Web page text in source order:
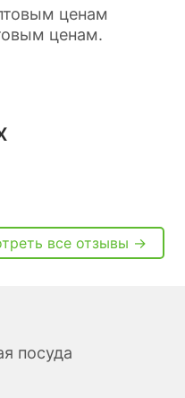
ценам.
все отзывы →
посуда